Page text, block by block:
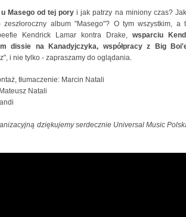
u Masego od tej pory i jak patrzy na miniony czas?
zeszłoroczny album "Masego"? O tym wszystkim, a
Kendrick Lamar kontra Drake, wsparciu
dissie na Kanadyjczyka, współpracy z Big
i nie tylko - zapraszamy do oglądania.
tłumaczenie: Marcin Natali
Natali
dziękujemy serdecznie Universal Music